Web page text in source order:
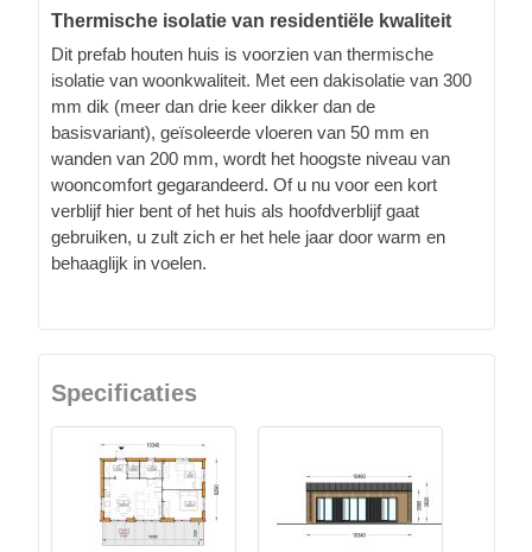
Thermische isolatie van residentiële kwaliteit
Dit prefab houten huis is voorzien van thermische
isolatie van woonkwaliteit. Met een dakisolatie van 300
mm dik (meer dan drie keer dikker dan de
basisvariant), geïsoleerde vloeren van 50 mm en
wanden van 200 mm, wordt het hoogste niveau van
wooncomfort gegarandeerd. Of u nu voor een kort
verblijf hier bent of het huis als hoofdverblijf gaat
gebruiken, u zult zich er het hele jaar door warm en
behaaglijk in voelen.
Specificaties